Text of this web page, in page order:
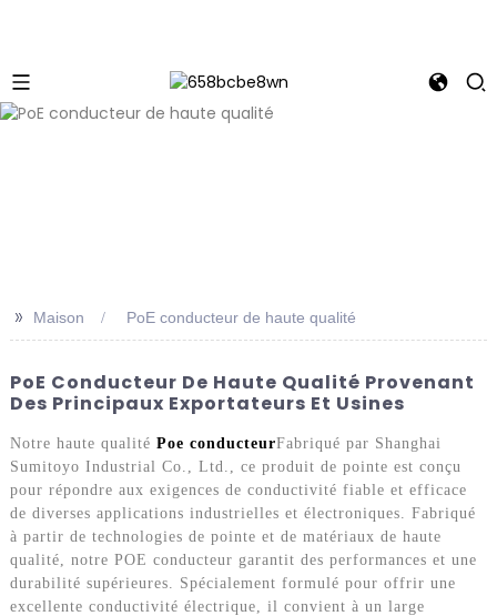
>> Maison PoE conducteur de haute qualité
PoE Conducteur De Haute Qualité Provenant
Des Principaux Exportateurs Et Usines
Notre haute qualité Poe conducteurFabriqué par Shanghai
Sumitoyo Industrial Co., Ltd., ce produit de pointe est conçu
pour répondre aux exigences de conductivité fiable et efficace
de diverses applications industrielles et électroniques. Fabriqué
à partir de technologies de pointe et de matériaux de haute
qualité, notre POE conducteur garantit des performances et une
durabilité supérieures. Spécialement formulé pour offrir une
excellente conductivité électrique, il convient à un large